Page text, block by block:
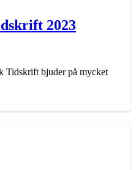
2023
Tidskrift bjuder på mycket